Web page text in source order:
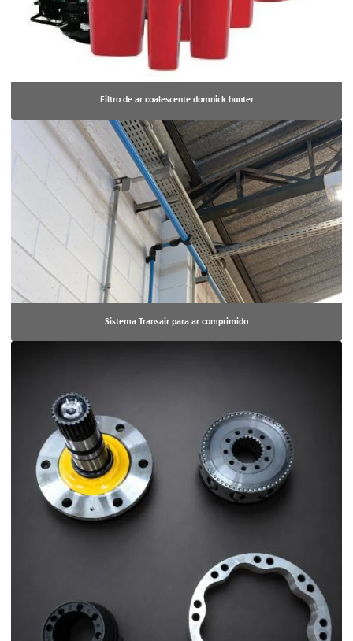
Filtro de ar coalescente domnick hunter
Sistema Transair para ar comprimido